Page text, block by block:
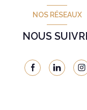
NOS RÉSEAUX
NOUS